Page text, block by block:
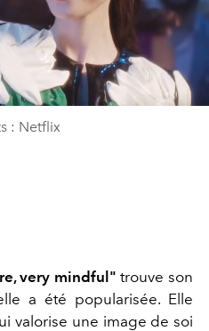
: Netflix
very mindful" trouve son
a été popularisée. Elle
valorise une image de soi